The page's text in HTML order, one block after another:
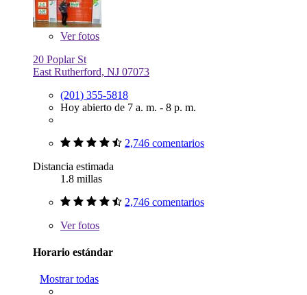
Verfotos
20 Poplar St
East Rutherford, NJ 07073
(201) 355-5818
Hoy abierto de 7 a. m. - 8 p. m.
2,746 comentarios
Distancia estimada
1.8 millas
2,746 comentarios
Verfotos
Horario estándar
Mostrar todas